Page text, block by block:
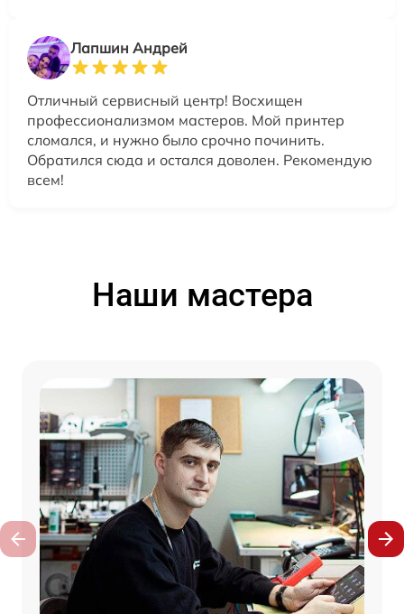
Лапшин Андрей
Отличный сервисный центр! Восхищен
профессионализмом мастеров. Мой принтер
сломался, и нужно было срочно починить.
Обратился сюда и остался доволен. Рекомендую
всем!
Наши мастера